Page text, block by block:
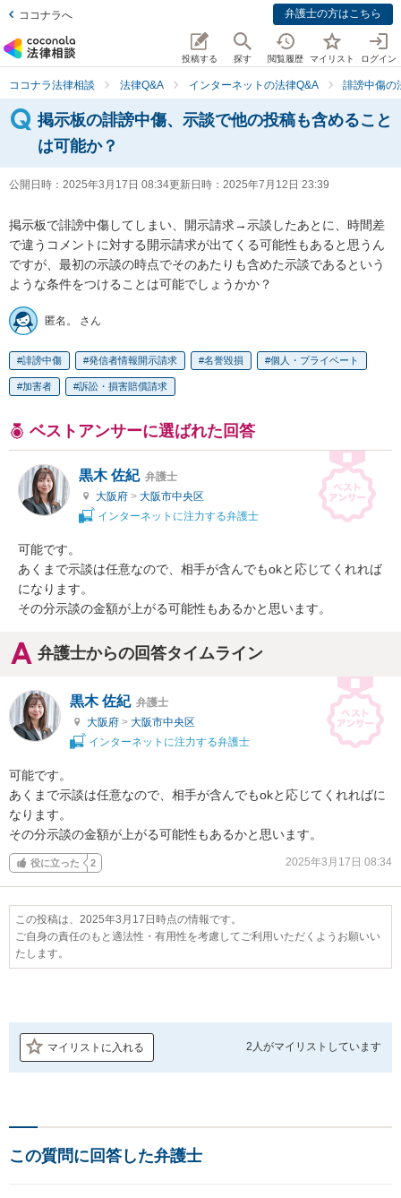
ココナラへ 弁護士の方はこちら
投稿する 探す 閲覧履歴 マイリスト ログイン
ココナラ法律相談 法律Q&A インターネットの法律Q&A 誹謗中傷の
掲示板の誹謗中傷、示談で他の投稿も含めること
は可能か？
公開日時： 2025年3月17日 08:34更新日時： 2025年7月12日 23:39
掲示板で誹謗中傷してしまい、開示請求→示談したあとに、時間差
で違うコメントに対する開示請求が出てくる可能性もあると思うん
ですが、最初の示談の時点でそのあたりも含めた示談であるという
ような条件をつけることは可能でしょうかか？
匿名。 さん
誹謗中傷 発信者情報開示請求 名誉毀損 個人・プライベート
加害者 訴訟・損害賠償請求
ベストアンサーに選ばれた回答
黒木 佐紀 弁護士
大阪府 > 大阪市中央区
インターネットに注力する弁護士
可能です。
あくまで示談は任意なので、相手が含んでもokと応じてくれれば
になります。
その分示談の金額が上がる可能性もあるかと思います。
弁護士からの回答タイムライン
黒木 佐紀 弁護士
大阪府 > 大阪市中央区
インターネットに注力する弁護士
可能です。
あくまで示談は任意なので、相手が含んでもokと応じてくれればに
なります。
その分示談の金額が上がる可能性もあるかと思います。
役に立った 2 2025年3月17日 08:34
この投稿は、2025年3月17日時点の情報です。
ご自身の責任のもと適法性・有用性を考慮してご利用いただくようお願いい
たします。
マイリストに入れる 2人がマイリストしています
この質問に回答した弁護士